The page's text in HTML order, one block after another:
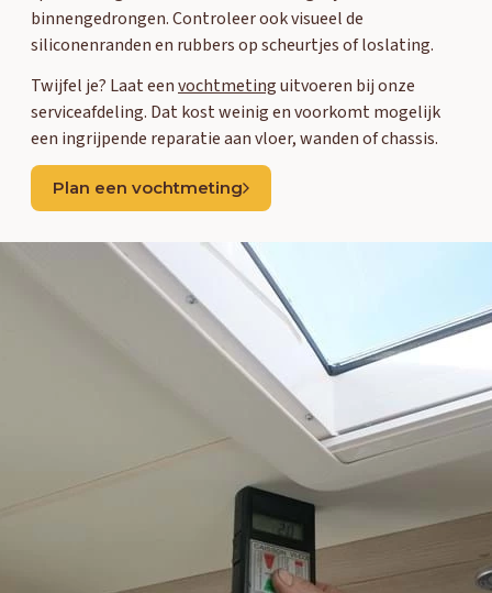
binnengedrongen. Controleer ook visueel de
siliconenranden en rubbers op scheurtjes of loslating.
Twijfel je? Laat eenvochtmetinguitvoeren bij onze
serviceafdeling. Dat kost weinig en voorkomt mogelijk
een ingrijpende reparatie aan vloer, wanden of chassis.
Plan een vochtmeting